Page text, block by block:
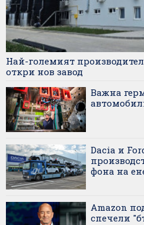
Най-големият
откри нов завод
Важна
Dacia и
фона на
Amazon
спечели